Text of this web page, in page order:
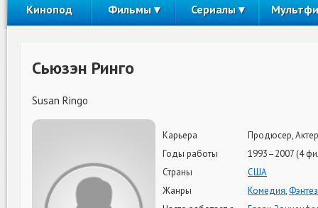
Кинопод Фильмы Сериалы
Сьюзэн Ринго
Susan Ringo
Карьера
Продюсер, Актер
Годы работы
1993–2007 (4
Страны
США
Жанры
Комедия,